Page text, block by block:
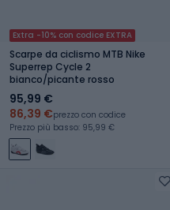
Extra -10% con codice EXTRA
Scarpe da ciclismo MTB Nike
Superrep Cycle 2
bianco/picante rosso
95,99 €
86,39 €prezzo con codice
Prezzo più basso: 95,99 €